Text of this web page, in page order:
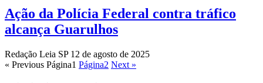
Ação da Polícia Federal contra tráfico
alcança Guarulhos
Redação Leia SP 12 de agosto de 2025
« Previous Página1 Página2 Next »